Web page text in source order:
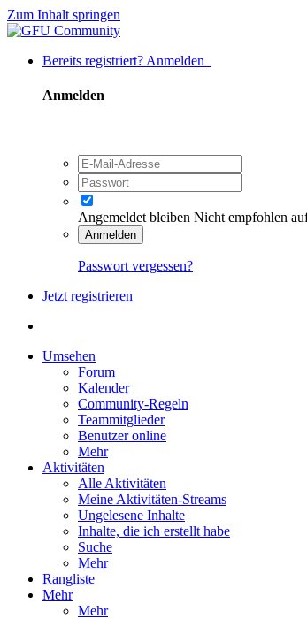
Zum Inhalt springen
Bereits registriert? Anmelden
Anmelden
Angemeldet bleiben Nicht empfohlen
Anmelden
Passwort vergessen?
Jetzt registrieren
Umsehen
Forum
Kalender
Community-Regeln
Teammitglieder
Benutzer online
Mehr
Aktivitäten
Alle Aktivitäten
Meine Aktivitäten-Streams
Ungelesene Inhalte
Inhalte, die ich erstellt habe
Suche
Mehr
Rangliste
Mehr
Mehr